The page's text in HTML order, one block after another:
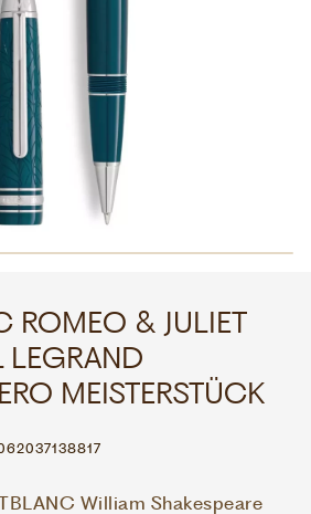
+420 775 138 346
ROMEO & JULIET
LEGRAND
MEISTERSTÜCK
William Shakespeare